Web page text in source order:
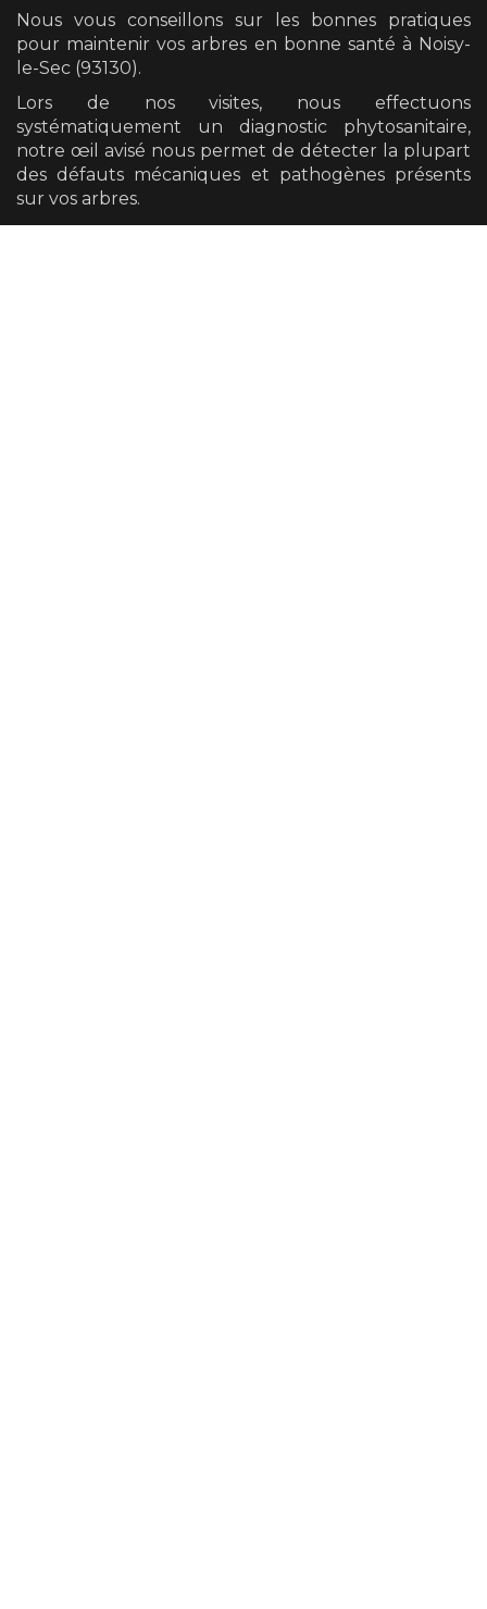
Nous vous conseillons sur les bonnes pratiques
pour maintenir vos arbres en bonne santé à Noisy-
le-Sec (93130).
Lors de nos visites, nous effectuons
systématiquement un diagnostic phytosanitaire,
notre œil avisé nous permet de détecter la plupart
des défauts mécaniques et pathogènes présents
sur vos arbres.